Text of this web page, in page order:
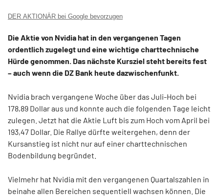
DER AKTIONÄR bei Google bevorzugen
Die Aktie von Nvidia hat in den vergangenen Tagen
ordentlich zugelegt und eine wichtige charttechnische
Hürde genommen. Das nächste Kursziel steht bereits fest
– auch wenn die DZ Bank heute dazwischenfunkt.
Nvidia brach vergangene Woche über das Juli-Hoch bei
178,89 Dollar aus und konnte auch die folgenden Tage leicht
zulegen. Jetzt hat die Aktie Luft bis zum Hoch vom April bei
193,47 Dollar. Die Rallye dürfte weitergehen, denn der
Kursanstieg ist nicht nur auf einer charttechnischen
Bodenbildung begründet.
Vielmehr hat Nvidia mit den vergangenen Quartalszahlen in
beinahe allen Bereichen sequentiell wachsen können. Die